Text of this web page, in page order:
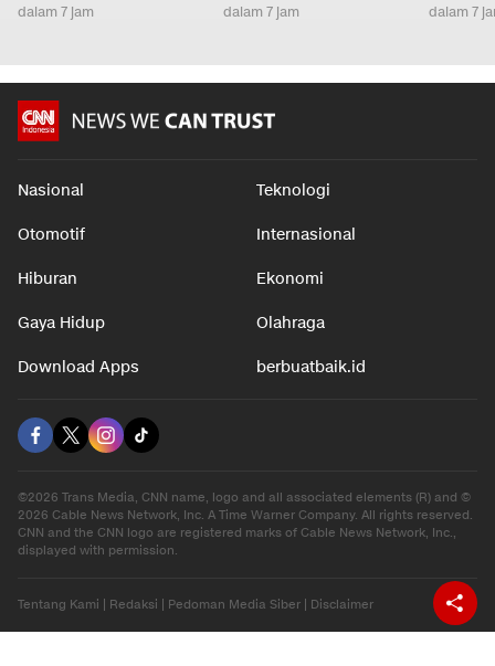
dalam 7 jam dalam 7 jam dalam 7
Nasional Teknologi
Otomotif Internasional
Hiburan Ekonomi
Gaya Hidup Olahraga
Download Apps berbuatbaik.id
©2026 Trans Media, CNN name, logo and all associated elements (R) and ©
2026 Cable News Network, Inc. A Time Warner Company. All rights reserved.
CNN and the CNN logo are registered marks of Cable News Network, Inc.,
displayed with permission.
Tentang Kami Redaksi Pedoman Media Siber Disclaimer